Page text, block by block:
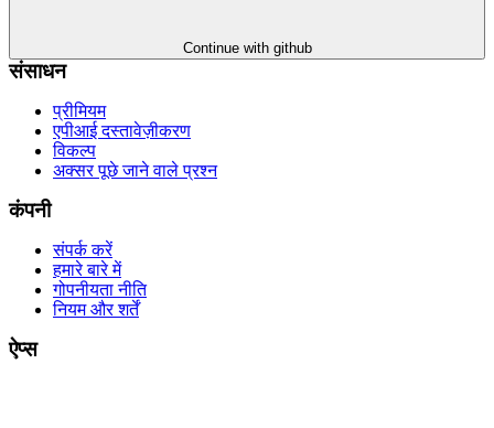
Continue with github
संसाधन
प्रीमियम
एपीआई दस्तावेज़ीकरण
विकल्प
अक्सर पूछे जाने वाले प्रश्न
कंपनी
संपर्क करें
हमारे बारे में
गोपनीयता नीति
नियम और शर्तें
ऐप्स